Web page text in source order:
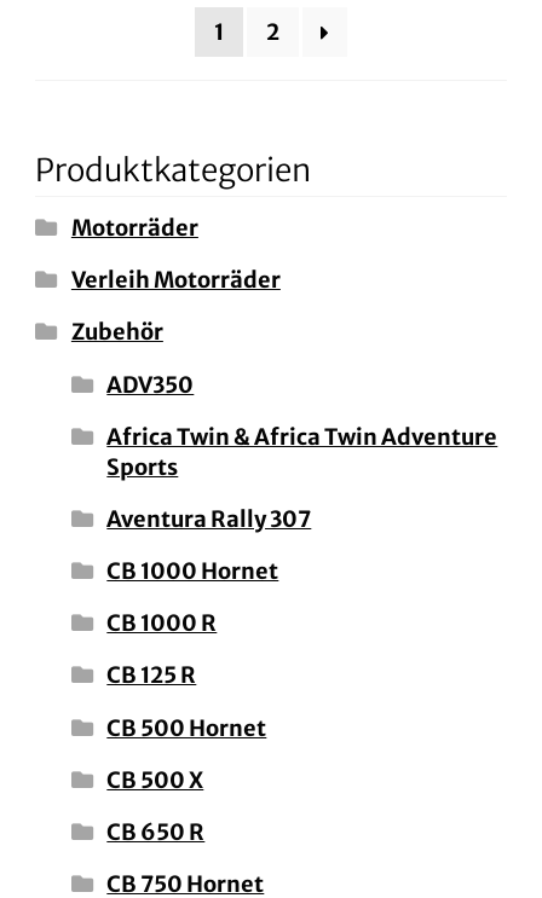
1 2
Produktkategorien
Motorräder
Verleih Motorräder
Zubehör
ADV350
Africa Twin & Africa Twin Adventure
Sports
Aventura Rally 307
CB 1000 Hornet
CB 1000 R
CB 125 R
CB 500 Hornet
CB 500 X
CB 650 R
CB 750 Hornet